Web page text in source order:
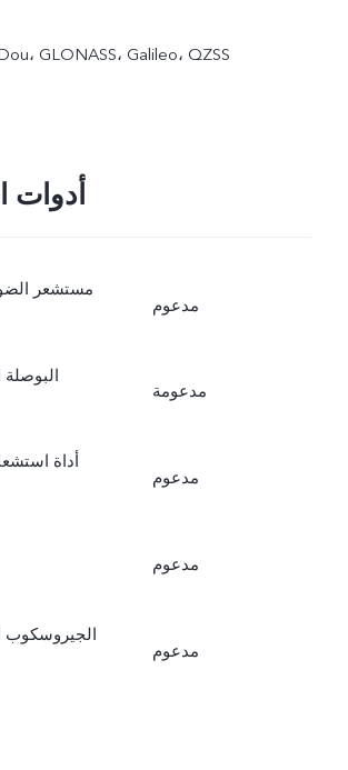
GPS،‏ BeiDou،‏ GLONASS،‏ Galileo،‏ QZSS
أدوات
مستشعر
مدعوم
البوصلة
مدعومة
أداة
مدعوم
مدعوم
الجيروسكوب
مدعوم